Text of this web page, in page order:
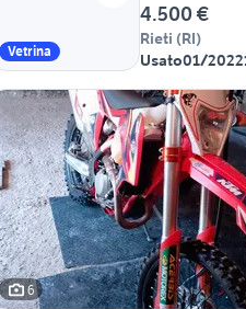
Vetrina
4.500 €
Rieti (RI)
Usato01/2022
6